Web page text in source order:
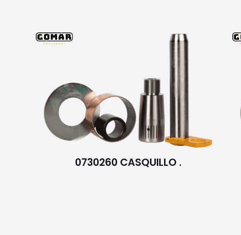
0730260 CASQUILLO .